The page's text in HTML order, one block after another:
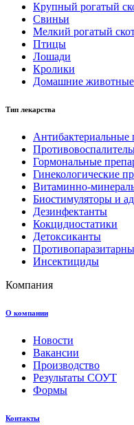
Крупный рогатый
Свиньи
Мелкий рогатый
Птицы
Лошади
Кролики
Домашние животные
Тип лекарства
Антибактериальные
Гормональные
Гинекологические
Витаминно-
Биостимуляторы и
Дезинфектанты
Кокцидиостатики
Детоксиканты
Инсектициды
Компания
О компании
Новости
Вакансии
Производство
Результаты СОУТ
Формы
Контакты